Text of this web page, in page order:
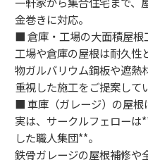
金巻きに対応。
■ 倉庫・工場の大面積屋根
工場や倉庫の屋根は耐久性
物ガルバリウム鋼板や遮熱
重視した施工をご提案して
■ 車庫（ガレージ）の屋根
実は、サークルフェローは
した職人集団**。
鉄骨ガレージの屋根補修や